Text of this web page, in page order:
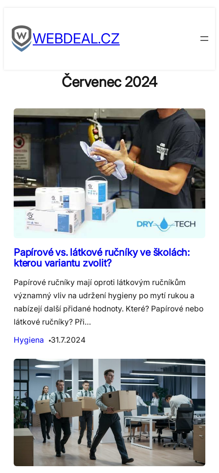
to
contentWEBDEAL.CZ
Červenec 2024
Papírové vs. látkové ručníky ve školách:
kterou variantu zvolit?
Papírové ručníky mají oproti látkovým ručníkům
významný vliv na udržení hygieny po mytí rukou a
nabízejí další přidané hodnoty. Které? Papírové nebo
látkové ručníky? Při…
Hygiena
31.7.2024